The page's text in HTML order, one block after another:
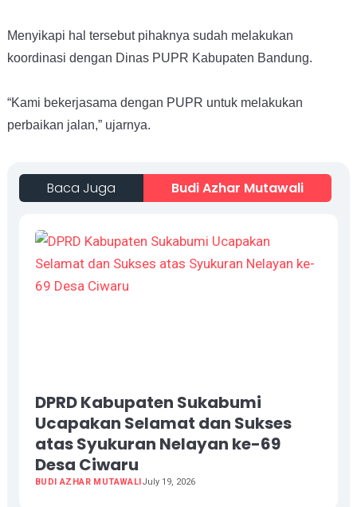
Menyikapi hal tersebut pihaknya sudah melakukan
koordinasi dengan Dinas PUPR Kabupaten Bandung.
“Kami bekerjasama dengan PUPR untuk melakukan
perbaikan jalan,” ujarnya.
Baca Juga Budi Azhar Mutawali
DPRD Kabupaten Sukabumi
Ucapakan Selamat dan Sukses
atas Syukuran Nelayan ke-69
Desa Ciwaru
BUDI AZHAR MUTAWALIJuly 19, 2026